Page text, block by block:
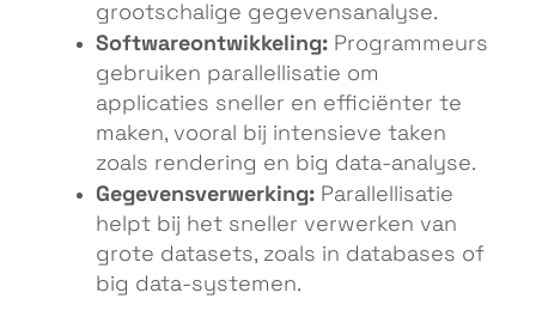
grootschalige gegevensanalyse.
Softwareontwikkeling: Programmeurs
gebruiken parallellisatie om
applicaties sneller en efficiënter te
maken, vooral bij intensieve taken
zoals rendering en big data-analyse.
Gegevensverwerking: Parallellisatie
helpt bij het sneller verwerken van
grote datasets, zoals in databases of
big data-systemen.